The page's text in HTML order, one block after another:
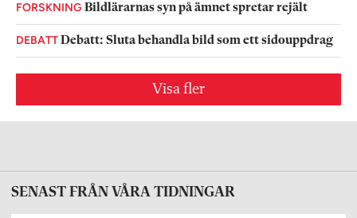
FORSKNING Bildlärarnas syn på ämnet spretar rejält
DEBATTDebatt: Sluta behandla bild som ett sidouppdrag
Visa fler
SENAST FRÅN VÅRA TIDNINGAR